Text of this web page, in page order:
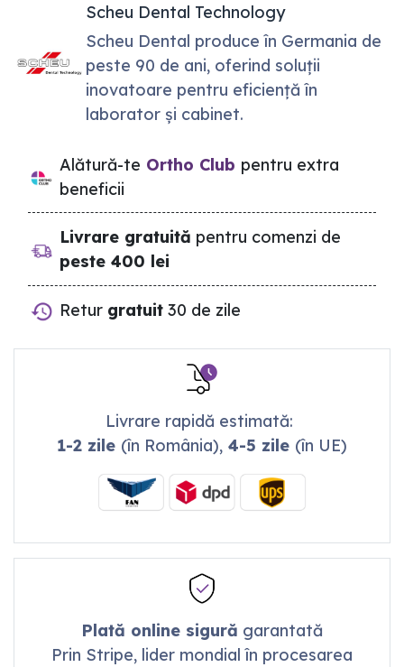
Scheu Dental Technology
Scheu Dental produce în Germania de
peste 90 de ani, oferind soluții
inovatoare pentru eficiență în
laborator și cabinet.
Alătură-te Ortho Club pentru extra
beneficii
Livrare gratuită pentru comenzi de
peste 400 lei
Retur gratuit 30 de zile
Livrare rapidă estimată:
1-2 zile (în România),4-5 zile (în UE)
Plată online sigură garantată
Prin Stripe, lider mondial în procesarea